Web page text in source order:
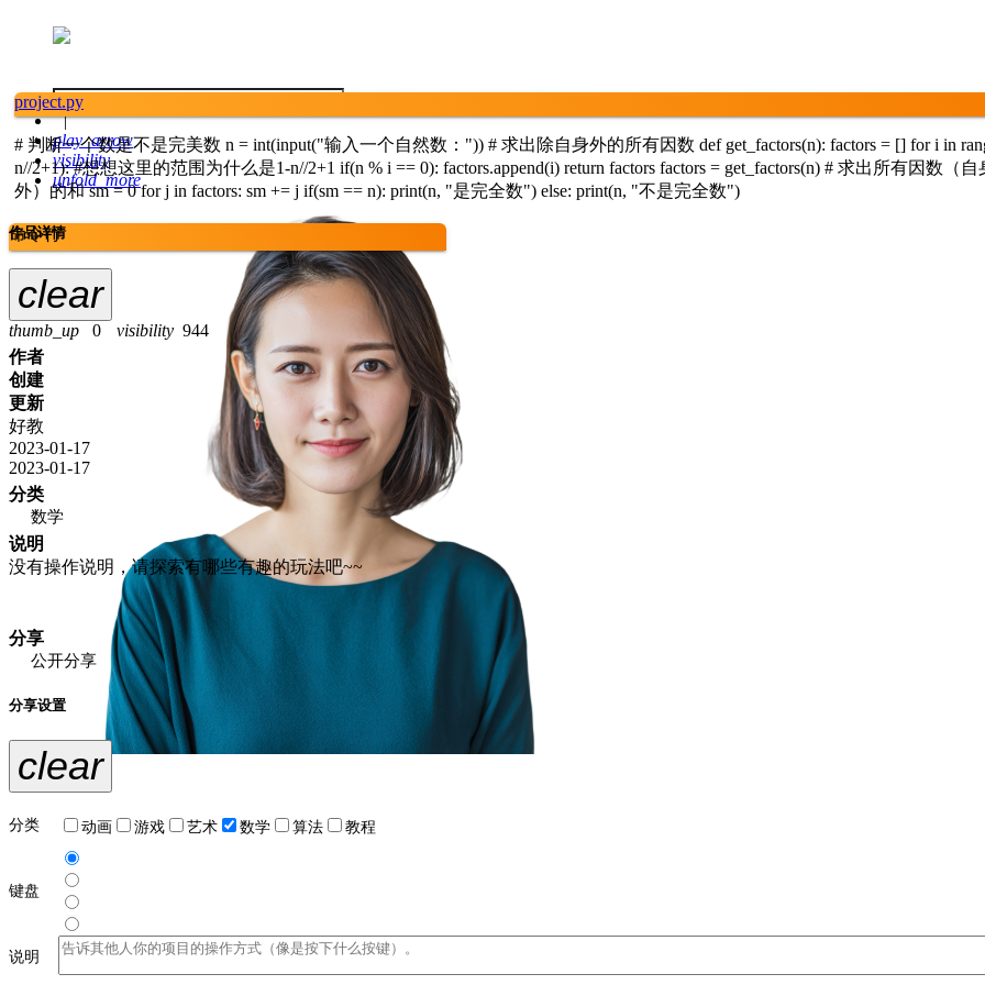
play_arrow
visibility
unfold_more
project.py
# 判断一个数是不是完美数 n = int(input("输入一个自然数：")) # 求出除自身外的所有因数 def get_factors(n): factors = [] for i in
n//2+1): #想想这里的范围为什么是1-n//2+1 if(n % i == 0): factors.append(i) return factors factors = get_factors(n) # 求出所有因数（自
外）的和 sm = 0 for j in factors: sm += j if(sm == n): print(n, "是完全数") else: print(n, "不是完全数")
命令行
作品详情
clear
thumb_up 0 visibility 944
作者
创建
更新
好教
2023-01-17
2023-01-17
分类
数学
说明
没有操作说明，请探索有哪些有趣的玩法吧~~
分享
公开分享
分享设置
clear
分类 动画 游戏 艺术 数学 算法 教程
键盘
说明